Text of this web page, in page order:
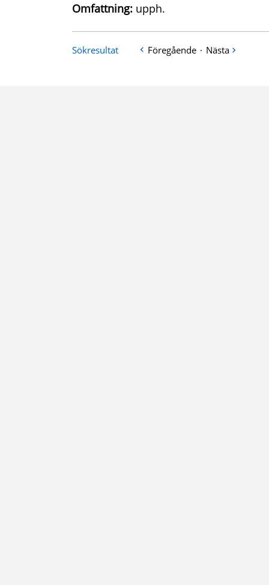
Omfattning: upph.
Sökresultat Föregående · Nästa